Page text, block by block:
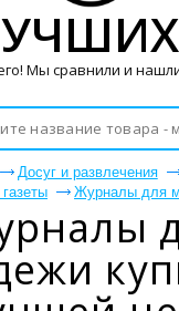
Досуг и развлечения
Журналы для
Мы сравнили и